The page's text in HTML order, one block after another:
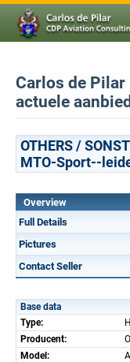
Carlos de Pilar
actuele
OTHERS /
MTO-Sport--
Overview
Full Details
Pictures
Contact Seller
Base data
Type:
Producent:
Model: